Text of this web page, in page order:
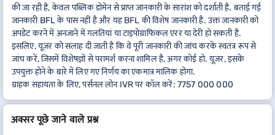
की जा रही हैं, केवल पब्लिक डोमेन से प्राप्त जानकारी के सारांश को दर्शाती है. बताई गई
जानकारी BFL के पास नहीं है और यह BFL की विशेष जानकारी है. उक्त जानकारी को
अपडेट करने में अनजाने में गलतियां या टाइपोग्राफिकल एरर या देरी हो सकती है.
इसलिए, यूज़र को सलाह दी जाती है कि वे पूरी जानकारी की जांच करके स्वतंत्र रूप से
जांच करें, जिसमें विशेषज्ञों से परामर्श करना शामिल है, अगर कोई हो. यूज़र, इसके
उपयुक्त होने के बारे में लिए गए निर्णय का एकमात्र मालिक होगा.
ग्राहक सहायता के लिए, पर्सनल लोन IVR पर कॉल करें: 7757 000 000
अक्सर पूछे जाने वाले प्रश्न